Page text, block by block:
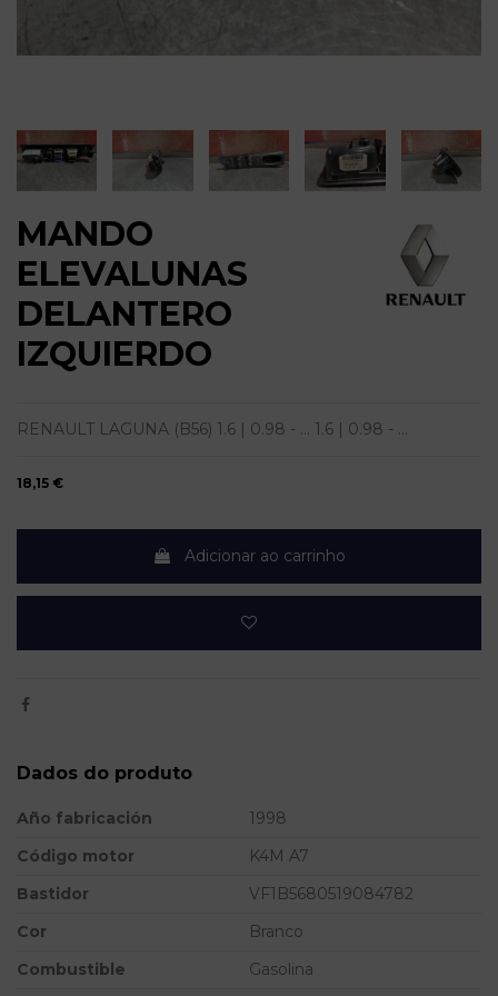
MANDO
ELEVALUNAS
DELANTERO
IZQUIERDO
RENAULT LAGUNA (B56) 1.6 | 0.98 - ... 1.6 | 0.98 - ...
18,15 €
Adicionar ao carrinho
Dados do produto
Año fabricación
1998
Código motor
K4M A7
Bastidor
VF1B5680519084782
Cor
Branco
Combustible
Gasolina